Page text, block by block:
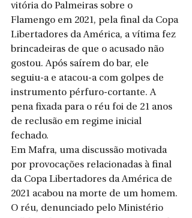
vitória do Palmeiras sobre o
Flamengo em 2021, pela final da Copa
Libertadores da América, a vítima fez
brincadeiras de que o acusado não
gostou. Após saírem do bar, ele
seguiu-a e atacou-a com golpes de
instrumento pérfuro-cortante. A
pena fixada para o réu foi de 21 anos
de reclusão em regime inicial
fechado.
Em Mafra, uma discussão motivada
por provocações relacionadas à final
da Copa Libertadores da América de
2021 acabou na morte de um homem.
O réu, denunciado pelo Ministério